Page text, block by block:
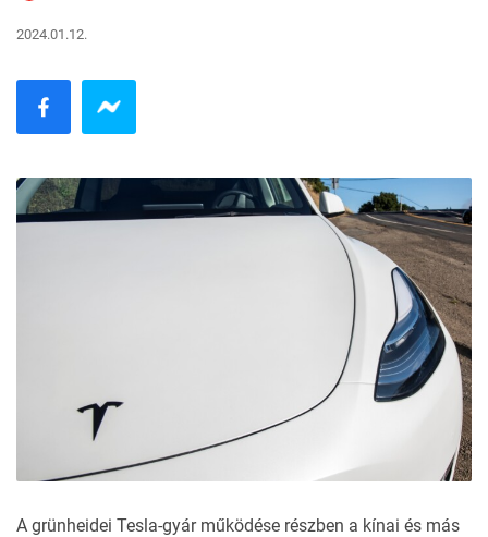
2024.01.12.
A grünheidei Tesla-gyár működése részben a kínai és más